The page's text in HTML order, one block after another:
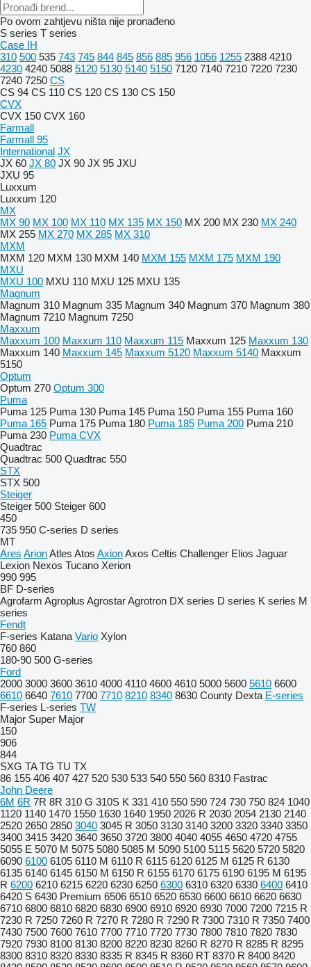
Po ovom zahtjevu ništa nije pronađeno
S series T series
Case IH
310 500 535 743 745 844 845 856 885 956 1056 1255 2388 4210
4230 4240 5088 5120 5130 5140 5150 7120 7140 7210 7220 7230
7240 7250 CS
CS 94 CS 110 CS 120 CS 130 CS 150
CVX
CVX 150 CVX 160
Farmall
Farmall 95
International JX
JX 60 JX 80 JX 90 JX 95 JXU
JXU 95
Luxxum
Luxxum 120
MX
MX 90 MX 100 MX 110 MX 135 MX 150 MX 200 MX 230 MX 240
MX 255 MX 270 MX 285 MX 310
MXM
MXM 120 MXM 130 MXM 140 MXM 155 MXM 175 MXM 190
MXU
MXU 100 MXU 110 MXU 125 MXU 135
Magnum
Magnum 310 Magnum 335 Magnum 340 Magnum 370 Magnum 380
Magnum 7210 Magnum 7250
Maxxum
Maxxum 100 Maxxum 110 Maxxum 115 Maxxum 125 Maxxum 130
Maxxum 140 Maxxum 145 Maxxum 5120 Maxxum 5140 Maxxum
5150
Optum
Optum 270 Optum 300
Puma
Puma 125 Puma 130 Puma 145 Puma 150 Puma 155 Puma 160
Puma 165 Puma 175 Puma 180 Puma 185 Puma 200 Puma 210
Puma 230 Puma CVX
Quadtrac
Quadtrac 500 Quadtrac 550
STX
STX 500
Steiger
Steiger 500 Steiger 600
450
735 950 C-series D series
MT
Ares ArionAtles Atos AxionAxos Celtis Challenger Elios Jaguar
Lexion Nexos Tucano Xerion
990 995
BF D-series
Agrofarm Agroplus AgrostarAgrotron DX series D series K series M
series
Fendt
F-series Katana Vario Xylon
760 860
180-90 500 G-series
Ford
2000 3000 3600 3610 4000 4110 4600 4610 5000 5600 5610 6600
6610 6640 7610 7700 7710 8210 8340 8630 County Dexta E-series
F-series L-series TW
Major Super Major
150
906
844
SXG TA TG TU TX
86 155 406 407 427 520 530 533 540 550 560 8310 Fastrac
John Deere
6M 6R 7R 8R 310 G 310S K 331 410 550 590 724 730 750 824 1040
1120 1140 1470 1550 1630 1640 1950 2026 R 2030 2054 2130 2140
2520 2650 2850 3040 3045 R 3050 3130 3140 3200 3320 3340 3350
3400 3415 3420 3640 3650 3720 3800 4040 4055 4650 4720 4755
5055 E 5070 M 5075 5080 5085 M 5090 5100 5115 5620 5720 5820
6090 6100 6105 6110 M 6110 R 6115 6120 6125 M 6125 R 6130
6135 6140 6145 6150 M 6150 R 6155 6170 6175 6190 6195 M 6195
R 6200 6210 6215 6220 6230 6250 6300 6310 6320 6330 6400 6410
6420 S 6430 Premium 6506 6510 6520 6530 6600 6610 6620 6630
6710 6800 6810 6820 6830 6900 6910 6920 6930 7000 7200 7215 R
7230 R 7250 7260 R 7270 R 7280 R 7290 R 7300 7310 R 7350 7400
7430 7500 7600 7610 7700 7710 7720 7730 7800 7810 7820 7830
7920 7930 8100 8130 8200 8220 8230 8260 R 8270 R 8285 R 8295
8300 8310 8320 8330 8335 R 8345 R 8360 RT 8370 R 8400 8420